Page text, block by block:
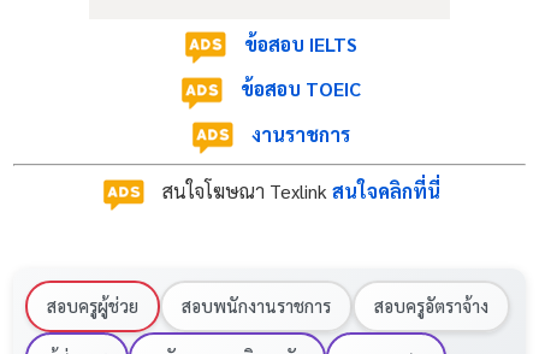
การประกาศผลย้ายในครั้งนี้ จะครอบคลุมพื้นที่สถานศึกษา
ในสังกัด จังหวัดน่าน ทั้ง 3 เขตพื้นที่ ได้แก่ สพป.น่าน เขต
1-2 และ สพม.น่าน นอกจากความยินดีที่ได้ย้ายกลับบ้าน
แล้ว แอดมินมองว่านี่เป็นช่วงเวลาที่เหมาะสมมากในการ
บ้านอยู่ แนะนำให้ลองดูข้อมูลรวมโปรโมชัน รีไฟแนนซ์
บ้าน 2569 ข้าราชการครู สพฐ. ที่มีดอกเบี้ยต่ำสุดเพียง
0.99%
เพื่อปรับลดค่างวดรายเดือนและมีเงินเหลือเก็บ
ข้อสอบ IELTS
ข้อสอบ TOEIC
งานราชการ
สนใจโฆษณา Texlink สนใจคลิกที่นี่
สอบครูผู้ช่วย สอบพนักงานราชการ สอบครูอัตราจ้าง